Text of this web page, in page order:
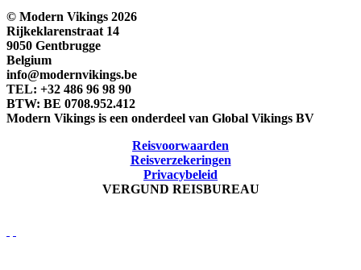
© Modern Vikings 2026
Rijkeklarenstraat 14
9050 Gentbrugge
Belgium
info@modernvikings.be
TEL: +32 486 96 98 90
BTW: BE 0708.952.412
Modern Vikings is een onderdeel van Global Vikings BV
Reisvoorwaarden
Reisverzekeringen
Privacybeleid
VERGUND REISBUREAU